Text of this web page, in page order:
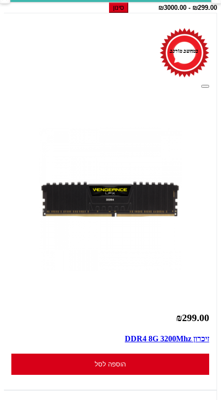
סינון
₪299.00
זיכרון DDR4 8G 3200Mhz
הוספה לסל